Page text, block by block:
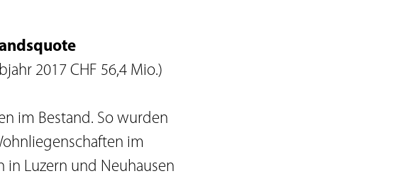
2017 CHF 56,4 Mio.)
im Bestand. So wurden
im
in Luzern und Neuhausen